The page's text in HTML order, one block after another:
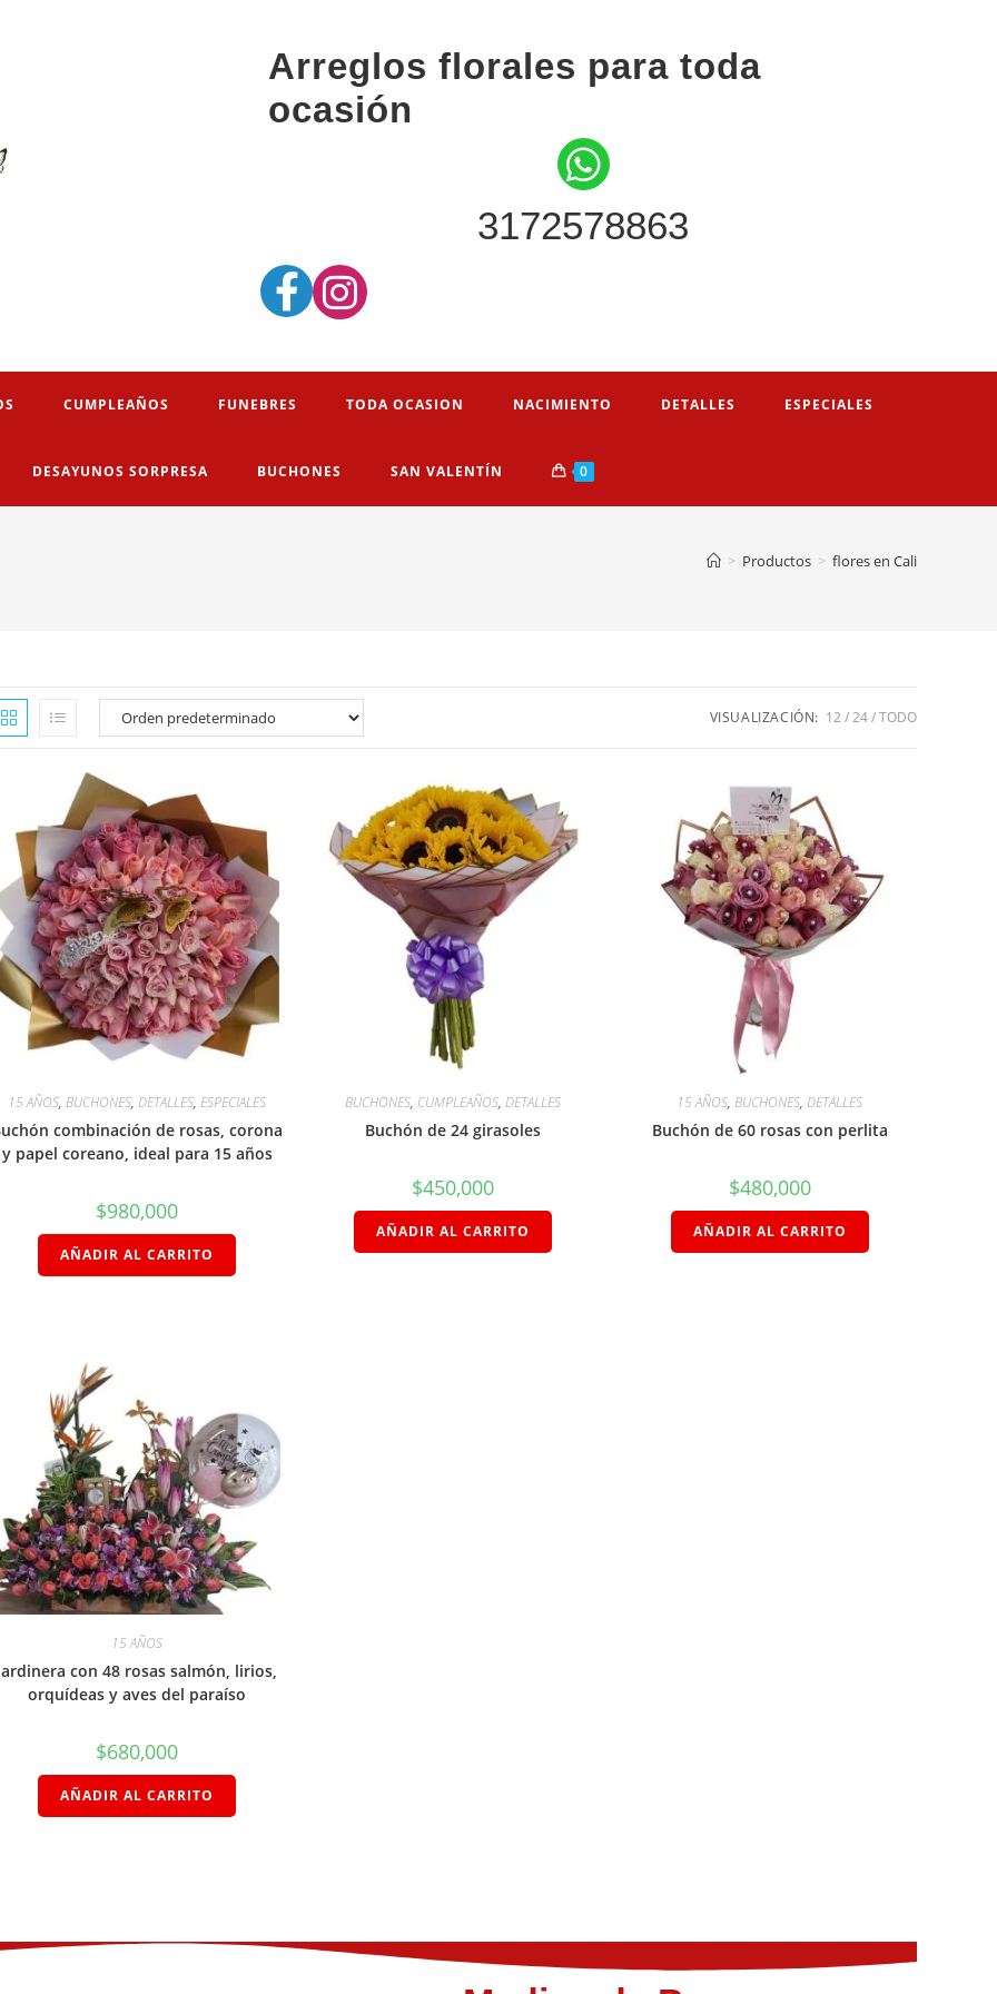
Arreglos florales para toda
ocasión
3172578863
CUMPLEAÑOS FUNEBRES TODA OCASION NACIMIENTO DETALLES ESPECIALES
DESAYUNOS SORPRESA BUCHONES SAN VALENTÍN 0
> Productos > flores en Cali
VISUALIZACIÓN: 12 24 TODO
15 AÑOS,BUCHONES,DETALLES,ESPECIALES
combinación de rosas, corona
y papel coreano, ideal para 15 años
$980,000
AÑADIR AL CARRITO
BUCHONES, CUMPLEAÑOS,DETALLES
Buchón de 24 girasoles
$450,000
AÑADIR AL CARRITO
15 AÑOS,BUCHONES,DETALLES
Buchón de 60 rosas con perlita
$480,000
AÑADIR AL CARRITO
15 AÑOS
con 48 rosas salmón, lirios,
orquídeas y aves del paraíso
$680,000
AÑADIR AL CARRITO